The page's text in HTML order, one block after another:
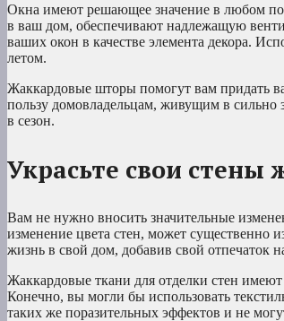
Окна имеют решающее значение в любом
в ваш дом, обеспечивают надлежащую
ваших окон в качестве элемента декора.
летом.
Жаккардовые шторы помогут вам придать
пользу домовладельцам, живущим в сильно
в сезон.
Украсьте свои
Вам не нужно вносить значительные
изменение цвета стен, может существенно
жизнь в свой дом, добавив свой отпечаток
Жаккардовые ткани для отделки стен
Конечно, вы могли бы использовать
таких же поразительных эффектов и не